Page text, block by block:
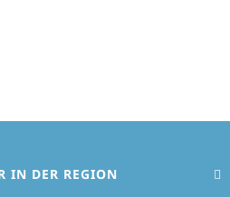
IN DER REGION